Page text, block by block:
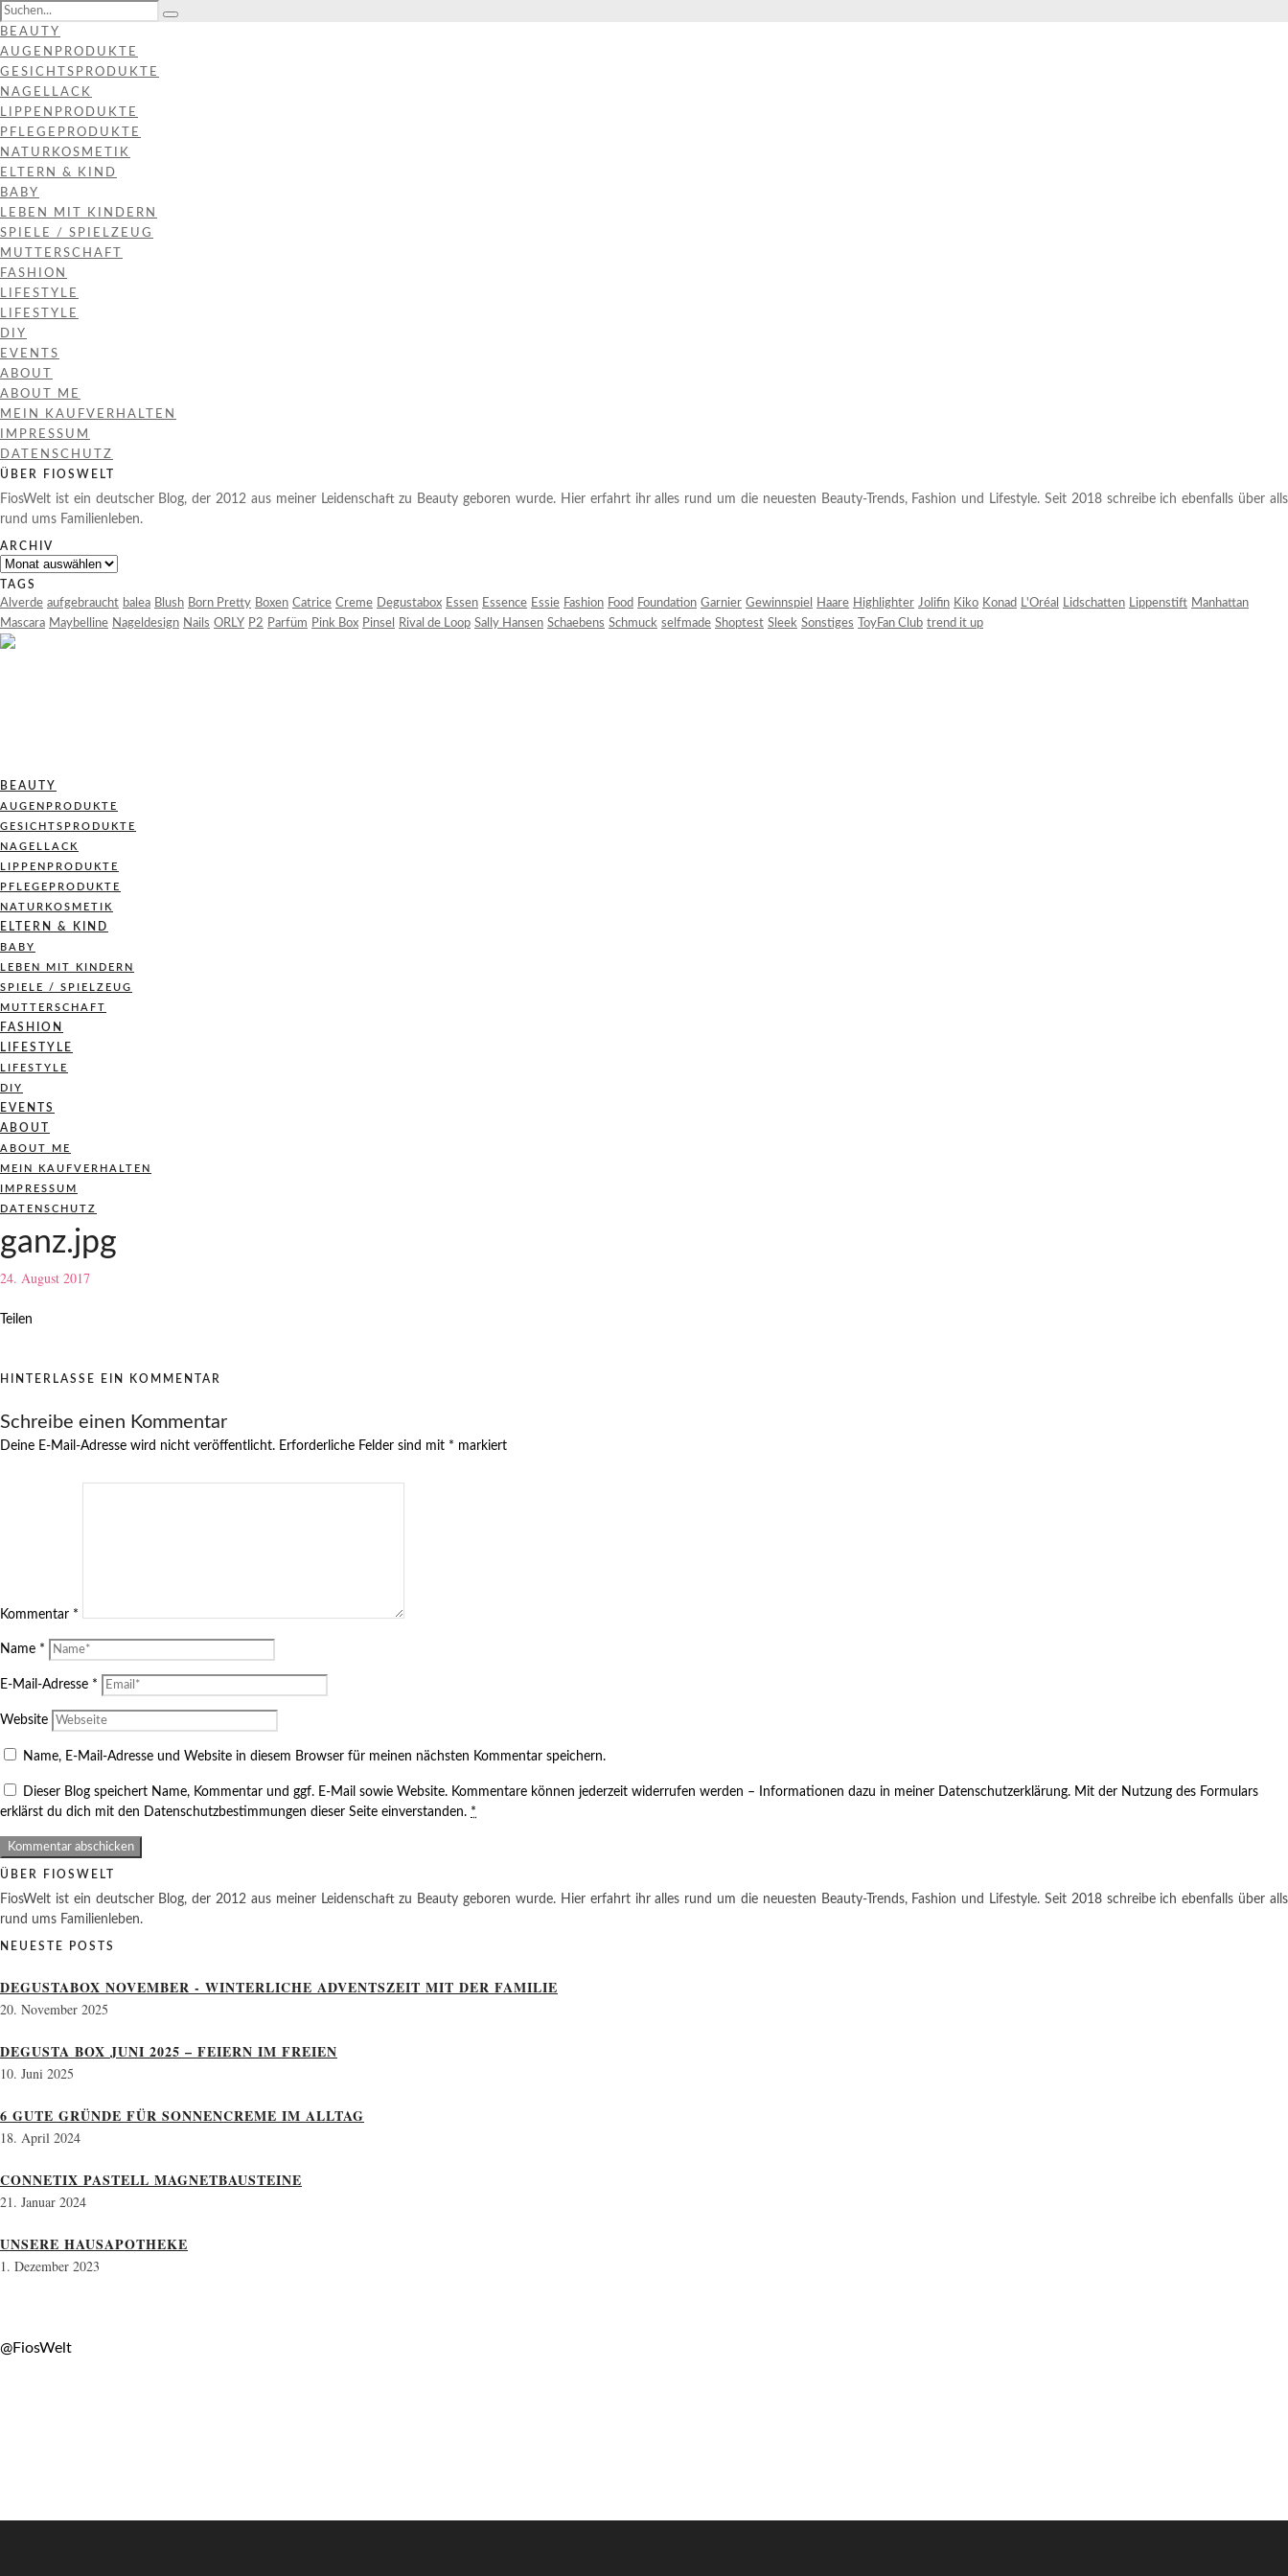
BEAUTY
AUGENPRODUKTE
GESICHTSPRODUKTE
NAGELLACK
LIPPENPRODUKTE
PFLEGEPRODUKTE
NATURKOSMETIK
ELTERN & KIND
BABY
LEBEN MIT KINDERN
SPIELE / SPIELZEUG
MUTTERSCHAFT
FASHION
LIFESTYLE
LIFESTYLE
DIY
EVENTS
ABOUT
ABOUT ME
MEIN KAUFVERHALTEN
IMPRESSUM
DATENSCHUTZ
ÜBER FIOSWELT
FiosWelt ist ein deutscher Blog, der 2012 aus meiner Leidenschaft zu Beauty geboren wurde. Hier erfahrt ihr alles rund um die neuesten Beauty-Trends, Fashion und Lifestyle. Seit 2018 schreibe ich ebenfalls über alls
rund ums Familienleben.
ARCHIV
Archiv
TAGS
Alverde aufgebraucht balea Blush Born Pretty Boxen Catrice Creme Degustabox Essen Essence Essie Fashion Food Foundation Garnier Gewinnspiel Haare Highlighter Jolifin Kiko Konad L'Oréal Lidschatten Lippenstift Manhattan
Mascara Maybelline Nageldesign Nails ORLY P2 Parfüm Pink Box Pinsel Rival de Loop Sally Hansen Schaebens Schmuck selfmade Shoptest Sleek Sonstiges ToyFan Club trend it up
BEAUTY
AUGENPRODUKTE
GESICHTSPRODUKTE
NAGELLACK
LIPPENPRODUKTE
PFLEGEPRODUKTE
NATURKOSMETIK
ELTERN & KIND
BABY
LEBEN MIT KINDERN
SPIELE / SPIELZEUG
MUTTERSCHAFT
FASHION
LIFESTYLE
LIFESTYLE
DIY
EVENTS
ABOUT
ABOUT ME
MEIN KAUFVERHALTEN
IMPRESSUM
DATENSCHUTZ
ganz.jpg
24. August 2017
Teilen
HINTERLASSE EIN KOMMENTAR
Schreibe einen Kommentar
Deine E-Mail-Adresse wird nicht veröffentlicht. Erforderliche Felder sind mit * markiert
Kommentar *
Name *
E-Mail-Adresse *
Website
Name, E-Mail-Adresse und Website in diesem Browser für meinen nächsten Kommentar speichern.
Dieser Blog speichert Name, Kommentar und ggf. E-Mail sowie Website. Kommentare können jederzeit widerrufen werden – Informationen dazu in meiner Datenschutzerklärung. Mit der Nutzung des Formulars
erklärst du dich mit den Datenschutzbestimmungen dieser Seite einverstanden. *
ÜBER FIOSWELT
FiosWelt ist ein deutscher Blog, der 2012 aus meiner Leidenschaft zu Beauty geboren wurde. Hier erfahrt ihr alles rund um die neuesten Beauty-Trends, Fashion und Lifestyle. Seit 2018 schreibe ich ebenfalls über alls
rund ums Familienleben.
NEUESTE POSTS
DEGUSTABOX NOVEMBER - WINTERLICHE ADVENTSZEIT MIT DER FAMILIE
20. November 2025
DEGUSTA BOX JUNI 2025 – FEIERN IM FREIEN
10. Juni 2025
6 GUTE GRÜNDE FÜR SONNENCREME IM ALLTAG
18. April 2024
CONNETIX PASTELL MAGNETBAUSTEINE
21. Januar 2024
UNSERE HAUSAPOTHEKE
1. Dezember 2023
@FiosWelt